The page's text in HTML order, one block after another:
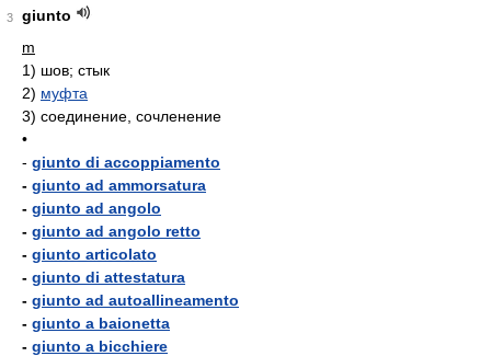
3
giunto
m
1) шов; стык
2) муфта
3) соединение, сочленение
•
- giunto di accoppiamento
- giunto ad ammorsatura
- giunto ad angolo
- giunto ad angolo retto
- giunto articolato
- giunto di attestatura
- giunto ad autoallineamento
- giunto a baionetta
- giunto a bicchiere